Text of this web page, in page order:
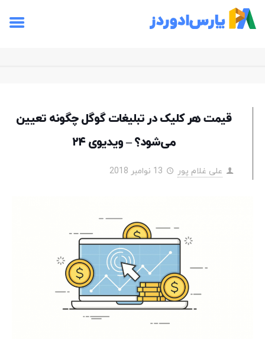
قیمت هر کلیک در تبلیغات گوگل چگونه تعیین
می‌شود؟ – ویدیوی ۲۴
علی غلام پور 13 نوامبر 2018